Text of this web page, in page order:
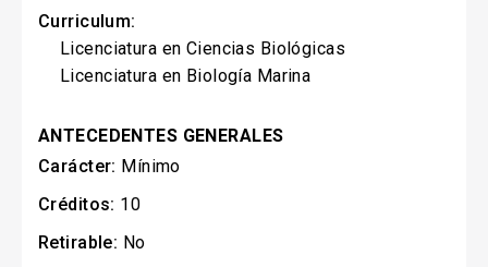
Curriculum:
Licenciatura en Ciencias Biológicas
Licenciatura en Biología Marina
ANTECEDENTES GENERALES
Carácter: Mínimo
Créditos: 10
Retirable: No